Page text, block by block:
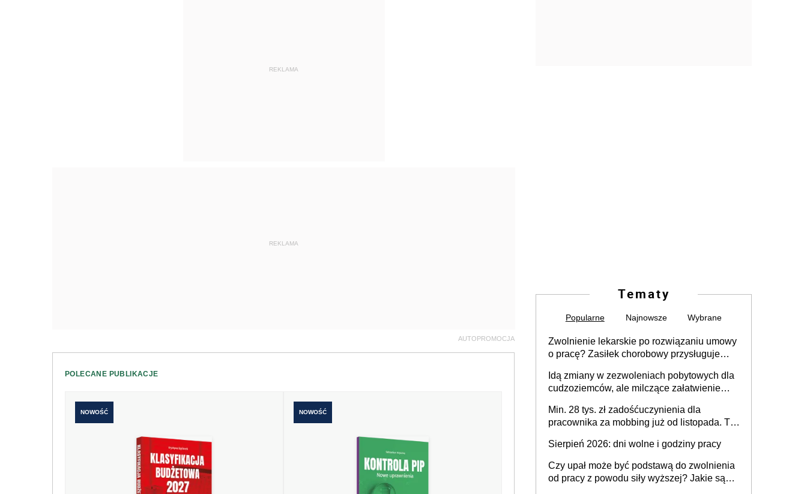
REKLAMA
REKLAMA
AUTOPROMOCJA
POLECANE PUBLIKACJE
NOWOŚĆ NOWOŚĆ
Tematy
Popularne Najnowsze Wybrane
Zwolnienie lekarskie po rozwiązaniu umowy
o pracę? Zasiłek chorobowy przysługuje
dni od ustania stosunku pracy
Idą zmiany w zezwoleniach pobytowych dla
cudzoziemców, ale milczące załatwienie
Min. 28 tys. zł zadośćuczynienia dla
pracownika za mobbing już od listopada. To
zespołu
Sierpień 2026: dni wolne i godziny pracy
Czy upał może być podstawą do zwolnienia
od pracy z powodu siły wyższej? Jakie są